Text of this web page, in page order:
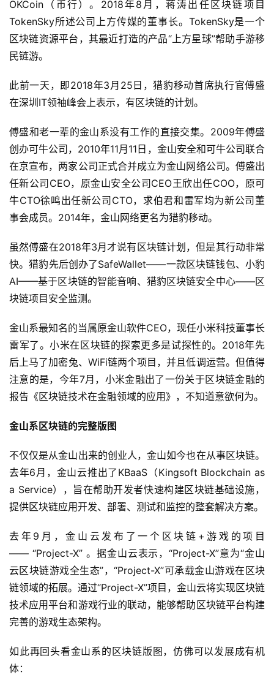
OKCoin（币行）。2018年8月，蒋涛出任区块链项目
TokenSky所述公司上方传媒的董事长。TokenSky是一个
区块链资源平台，其最近打造的产品“上方星球”帮助手游移
民链游。
此前一天，即2018年3月25日，猎豹移动首席执行官傅盛
在深圳IT领袖峰会上表示，有区块链的计划。
傅盛和老一辈的金山系没有工作的直接交集。2009年傅盛
创办可牛公司，2010年11月11日，金山安全和可牛公司联合
在京宣布，两家公司正式合并成立为金山网络公司。傅盛出
任新公司CEO，原金山安全公司CEO王欣出任COO，原可
牛CTO徐鸣出任新公司CTO，求伯君和雷军均为新公司董
事会成员。2014年，金山网络更名为猎豹移动。
虽然傅盛在2018年3月才说有区块链计划，但是其行动非常
快。猎豹先后创办了SafeWallet——一款区块链钱包、小豹
AI——基于区块链的智能音响、猎豹区块链安全中心——区
块链项目安全监测。
金山系最知名的当属原金山软件CEO，现任小米科技董事长
雷军了。小米在区块链的探索更多是试探性的。2018年先
后上马了加密兔、WiFi链两个项目，并且低调运营。但值得
注意的是，今年7月，小米金融出了一份关于区块链金融的
报告《区块链技术在金融领域的应用》，不知道意欲何为。
金山系区块链的完整版图
不仅仅是从金山出来的创业人，金山如今也在从事区块链。
去年6月，金山云推出了KBaaS（Kingsoft Blockchain as
a Service），旨在帮助开发者快速构建区块链基础设施，
提供区块链应用开发、部署、测试和监控的整套解决方案。
去年9月，金山云发布了一个区块链+游戏的项目
—— “Project-X” 。据金山云表示，“Project-X”意为“金山
云区块链游戏全生态”，“Project-X”可承载金山游戏在区块
链领域的拓展。通过“Project-X”项目，金山云将实现区块链
技术应用平台和游戏行业的联动，能够帮助区块链平台构建
完善的游戏生态架构。
如此再回头看金山系的区块链版图，仿佛可以发展成有机
体：